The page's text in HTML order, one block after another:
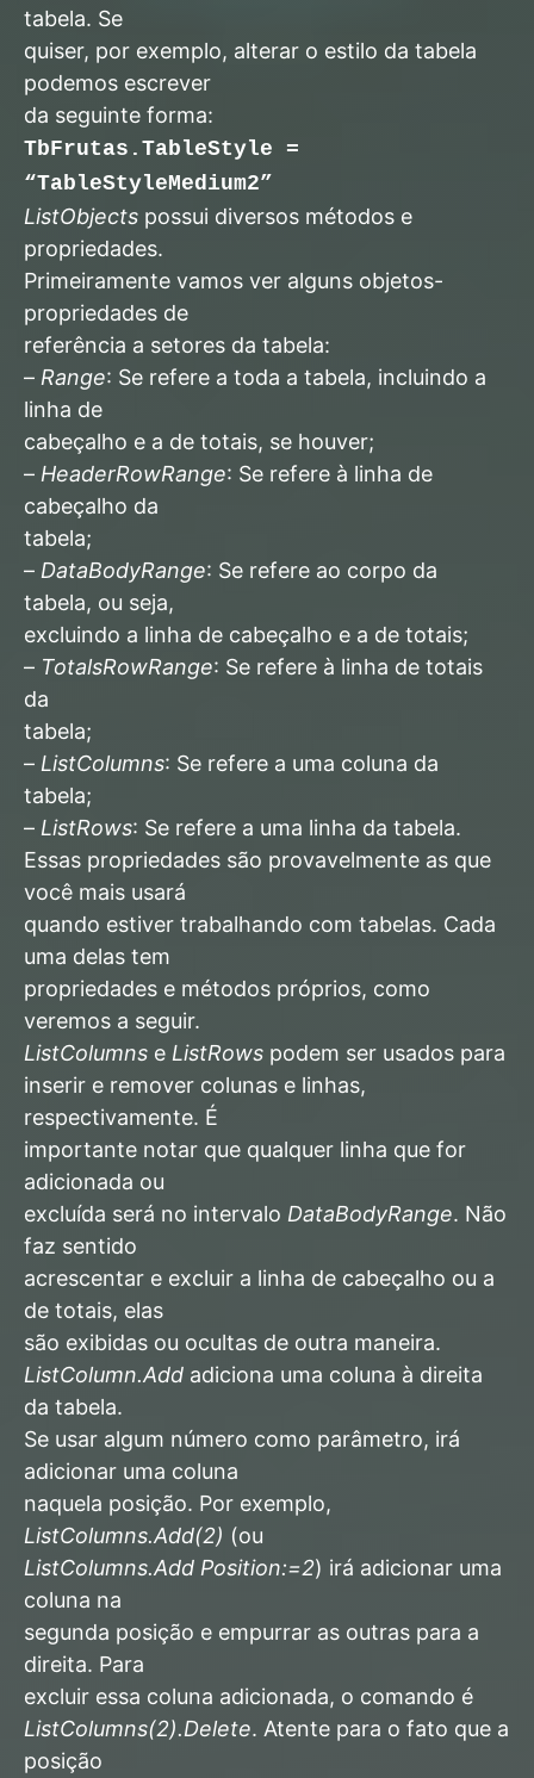
tabela. Se
quiser, por exemplo, alterar o estilo da tabela
podemos escrever
da seguinte forma:
TbFrutas.TableStyle =
“TableStyleMedium2”
ListObjects possui diversos métodos e
propriedades.
Primeiramente vamos ver alguns objetos-
propriedades de
referência a setores da tabela:
– Range: Se refere a toda a tabela, incluindo a
linha de
cabeçalho e a de totais, se houver;
– HeaderRowRange: Se refere à linha de
cabeçalho da
tabela;
– DataBodyRange: Se refere ao corpo da
tabela, ou seja,
excluindo a linha de cabeçalho e a de totais;
– TotalsRowRange: Se refere à linha de totais
da
tabela;
– ListColumns: Se refere a uma coluna da
tabela;
– ListRows: Se refere a uma linha da tabela.
Essas propriedades são provavelmente as que
você mais usará
quando estiver trabalhando com tabelas. Cada
uma delas tem
propriedades e métodos próprios, como
veremos a seguir.
ListColumns e ListRows podem ser usados para
inserir e remover colunas e linhas,
respectivamente. É
importante notar que qualquer linha que for
adicionada ou
excluída será no intervalo DataBodyRange. Não
faz sentido
acrescentar e excluir a linha de cabeçalho ou a
de totais, elas
são exibidas ou ocultas de outra maneira.
ListColumn.Add adiciona uma coluna à direita
da tabela.
Se usar algum número como parâmetro, irá
adicionar uma coluna
naquela posição. Por exemplo,
ListColumns.Add(2) (ou
ListColumns.Add Position:=2) irá adicionar uma
coluna na
segunda posição e empurrar as outras para a
direita. Para
excluir essa coluna adicionada, o comando é
ListColumns(2).Delete. Atente para o fato que a
posição